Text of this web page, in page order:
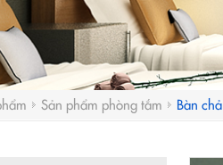
Sản phẩm phòng tắm Bàn